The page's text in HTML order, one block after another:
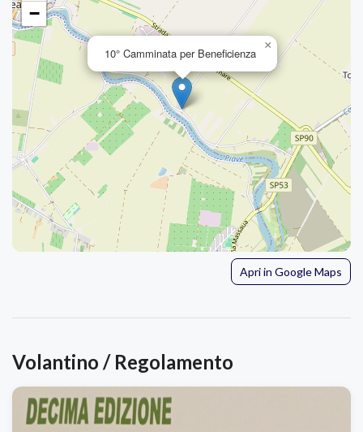
10° Camminata per Beneficienza
×
−
Apri in Google Maps
Volantino / Regolamento